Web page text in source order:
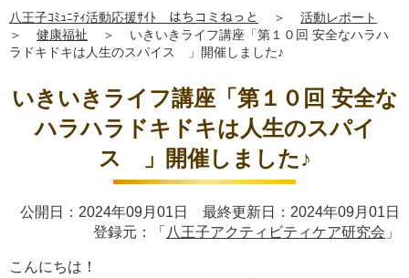
八王子ｺﾐｭﾆﾃｨ活動応援ｻｲﾄ はちコミねっと ＞
活動レポート
＞
健康福祉 ＞
いきいきライフ講座「第１０回 安全なハラハ
ラドキドキは人生のスパイス 」開催しました♪
いきいきライフ講座「第１０回 安全な
ハラハラドキドキは人生のスパイ
ス 」開催しました♪
公開日：2024年09月01日 最終更新日：2024年09月01日
登録元：「 八王子アクティビティケア研究会 」
こんにちは！